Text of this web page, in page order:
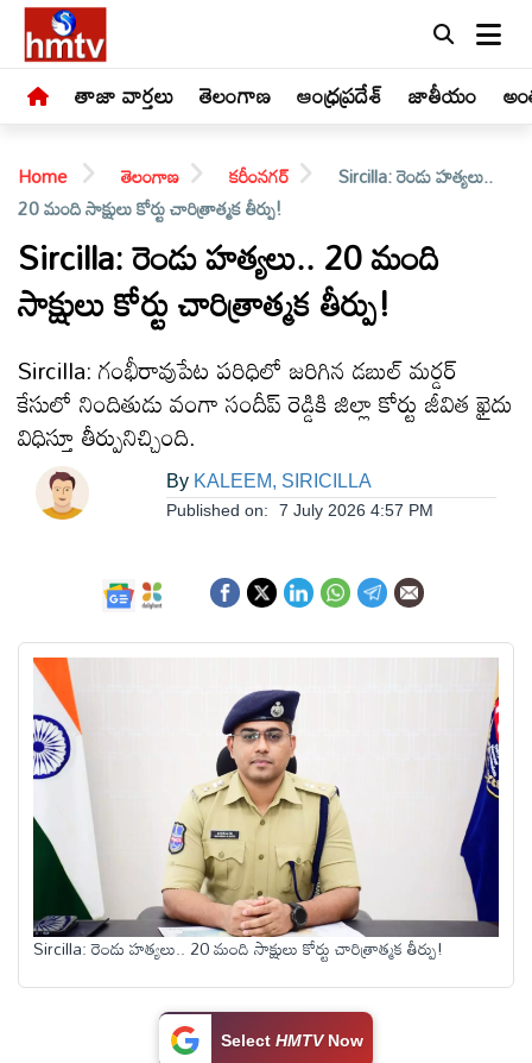
తాజా వార్తలు తెలంగాణ ఆంధ్రప్రదేశ్ జాతీయం
LIVE
వార్తలు
తెలంగాణ
జాతీయం
అంతర్జాతీయం
సినిమా
క్రీడలు
వ్యాపారం
Home తెలంగాణ కరీంనగర్
Sircilla: రెండు హత్యలు..
20 మంది సాక్షులు కోర్టు చారిత్రాత్మక తీర్పు!
Sircilla: రెండు హత్యలు.. 20 మంది
సాక్షులు కోర్టు చారిత్రాత్మక తీర్పు!
Sircilla: గంభీరావుపేట పరిధిలో జరిగిన డబుల్ మర్డర్
కేసులో నిందితుడు వంగా సందీప్ రెడ్డికి జిల్లా కోర్టు జీవిత ఖైదు
విధిస్తూ తీర్పునిచ్చింది.
By KALEEM, SIRICILLA
Published on: 7 July 2026 4:57 PM
Sircilla: రెండు హత్యలు.. 20 మంది సాక్షులు కోర్టు చారిత్రాత్మక తీర్పు!
Select HMTVNow